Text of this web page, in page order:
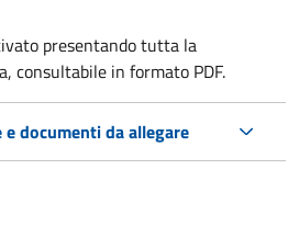
presentando tutta la
consultabile in formato PDF.
documenti da allegare